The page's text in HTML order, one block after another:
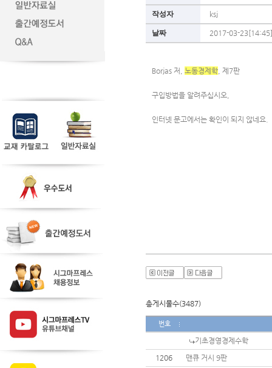
작성자 ksj
날짜 2017-03-23[14:45]
Borjas 저, 노동경제학 , 제7판
구입방법을 알려주십시오,
인터넷 문고에서는 확인이 되지 않네요.
총게시물수(3487)
번호
기초경영경제수학
1206
맨큐 거시 9판